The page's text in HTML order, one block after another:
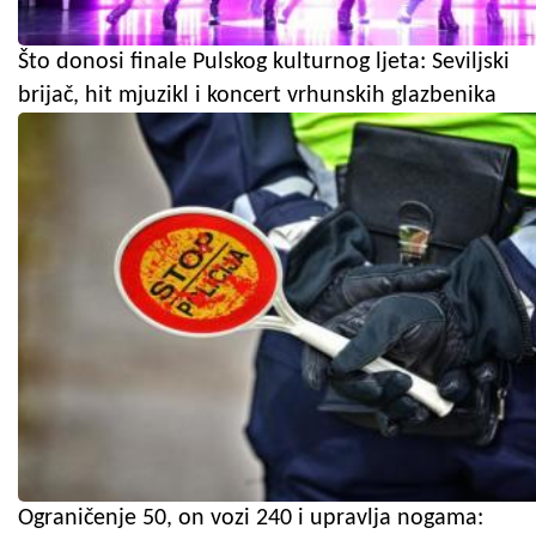
Što donosi finale Pulskog kulturnog ljeta: Seviljski
brijač, hit mjuzikl i koncert vrhunskih glazbenika
Ograničenje 50, on vozi 240 i upravlja nogama: